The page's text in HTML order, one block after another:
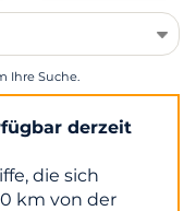
Ihre Suche.
derzeit
die sich
km von der